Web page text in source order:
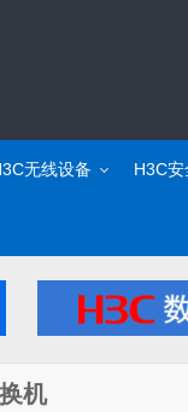
无线设备 H3C
机